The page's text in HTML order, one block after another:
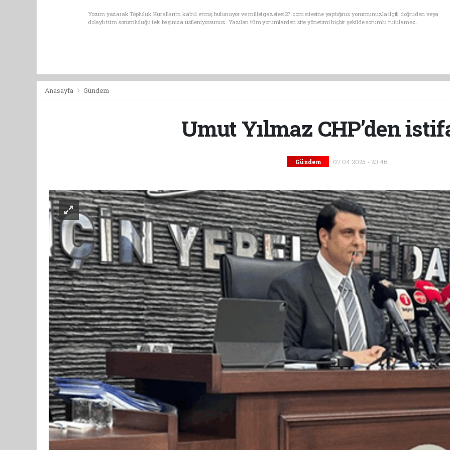
Yorum yazarak Topluluk Kuralları’nı kabul etmiş bulunuyor ve milletgazetesi27.com sitesine yaptığınız yorumunuzla ilgili doğrudan veya
dolaylı tüm sorumluluğu tek başınıza üstleniyorsunuz. Yazılan tüm yorumlardan site yönetimi hiçbir şekilde sorumlu tutulamaz.
Anasayfa Gündem
Umut Yılmaz CHP’den
Gündem 07.04.2025 - 20:46